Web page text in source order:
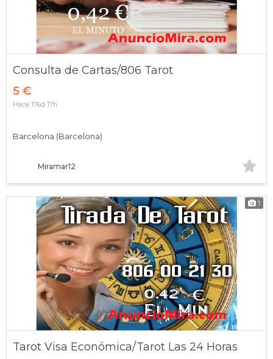
Consulta de Cartas/806 Tarot
5 €
Miramar12
Barcelona (Barcelona)
Hace 176d 17h
1
Tarot Visa Económica/Tarot Las 24 Horas